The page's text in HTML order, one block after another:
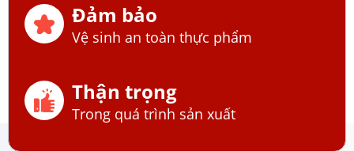
Đảm bảo
Vệ sinh an toàn thực phẩm
Thận trọng
Trong quá trình sản xuất